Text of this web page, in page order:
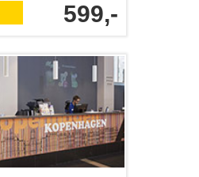
599,-